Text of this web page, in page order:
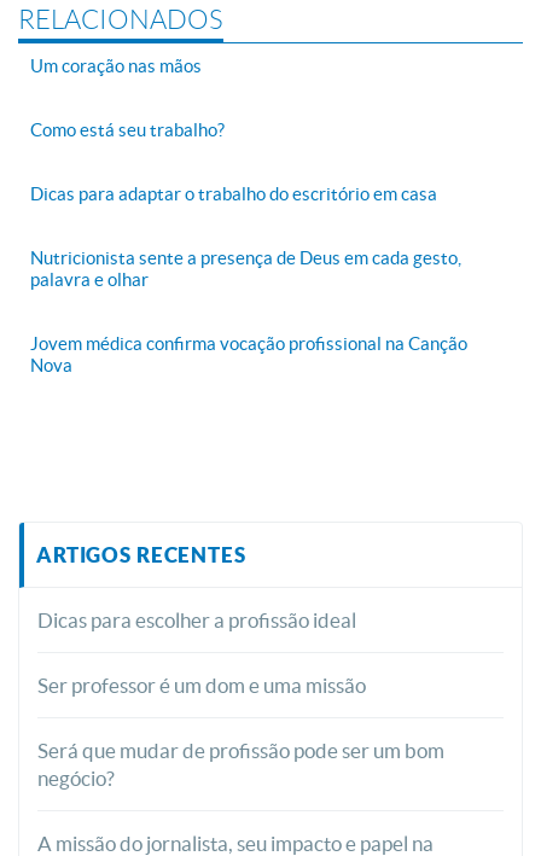
RELACIONADOS
Um coração nas mãos
Como está seu trabalho?
Dicas para adaptar o trabalho do escritório em casa
Nutricionista sente a presença de Deus em cada gesto,
palavra e olhar
Jovem médica confirma vocação profissional na Canção
Nova
ARTIGOS RECENTES
Dicas para escolher a profissão ideal
Ser professor é um dom e uma missão
Será que mudar de profissão pode ser um bom
negócio?
A missão do jornalista, seu impacto e papel na